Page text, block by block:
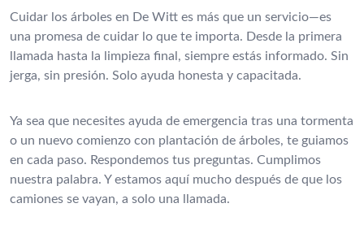
Cuidar los árboles en De Witt es más que un servicio—es
una promesa de cuidar lo que te importa. Desde la primera
llamada hasta la limpieza final, siempre estás informado. Sin
jerga, sin presión. Solo ayuda honesta y capacitada.
Ya sea que necesites ayuda de emergencia tras una tormenta
o un nuevo comienzo con plantación de árboles, te guiamos
en cada paso. Respondemos tus preguntas. Cumplimos
nuestra palabra. Y estamos aquí mucho después de que los
camiones se vayan, a solo una llamada.